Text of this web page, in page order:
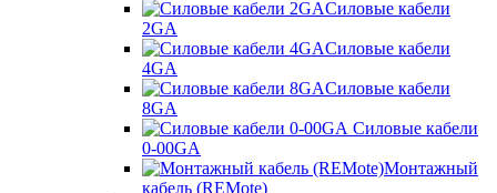
Силовые кабели
2GA
Силовые кабели
4GA
Силовые кабели
8GA
Силовые кабели
0-00GA
Монтажный
кабель (REMote)